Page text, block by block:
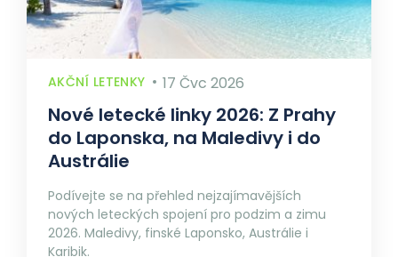
AKČNÍ LETENKY 17 Čvc 2026
Nové letecké linky 2026: Z Prahy
do Laponska, na Maledivy i do
Austrálie
Podívejte se na přehled nejzajímavějších
nových leteckých spojení pro podzim a zimu
2026. Maledivy, finské Laponsko, Austrálie i
Karibik.